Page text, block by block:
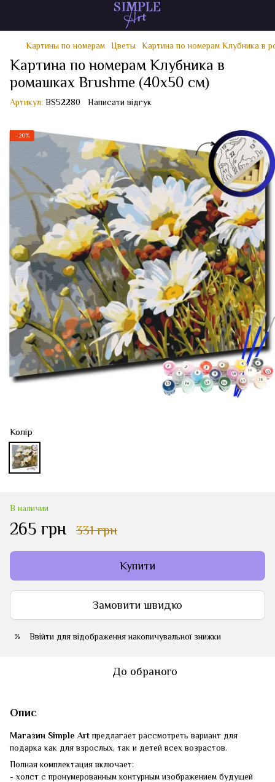
Картины по номерам Цветы Картина по номерам Клубника в
Картина по номерам Клубника в
ромашках Brushme (40x50 см)
Артикул: BS52280 Написати відгук
−20%
Колір
В наличии
265 грн 331 грн
Купити
Замовити швидко
% Ввійти для відображення накопичувальної знижки
До обраного
Опис
Магазин Simple Artпредлагает рассмотреть вариант для
подарка как для взрослых, так и детей всех возрастов.
Полная комплектация включает:
- холст с пронумерованным контурным изображением будущей